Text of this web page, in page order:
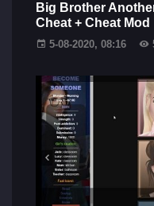
Big Brother
Cheat + Cheat Mod
5-08-2020, 08:16